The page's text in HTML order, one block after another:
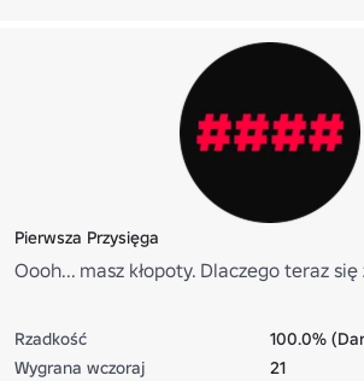
Pierwsza Przysięga
Oooh... masz kłopoty. Dlaczego teraz
Rzadkość
100.0%
Wygrana wczoraj
21